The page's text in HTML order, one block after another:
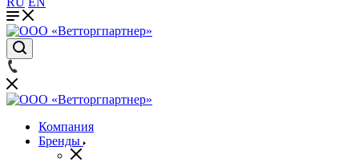
Компания
Бренды